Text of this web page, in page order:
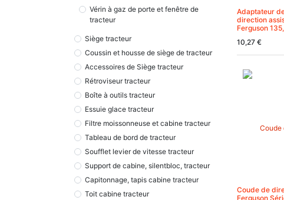
Vérin à gaz de porte et fenêtre de
tracteur
Siège tracteur
Coussin et housse de siège de tracteur
Accessoires de Siège tracteur
Rétroviseur tracteur
Boîte à outils tracteur
Essuie glace tracteur
Filtre moissonneuse et cabine tracteur
Tableau de bord de tracteur
Soufflet levier de vitesse tracteur
Support de cabine, silentbloc, tracteur
Capitonnage, tapis cabine tracteur
Toit cabine tracteur
Adaptateur
direction
Ferguson
10,27 €
Coude de
Ferguson